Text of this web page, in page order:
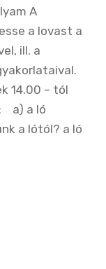
A
a lovast a
ill. a
14.00 – tól
a) a ló
a lótól? a ló